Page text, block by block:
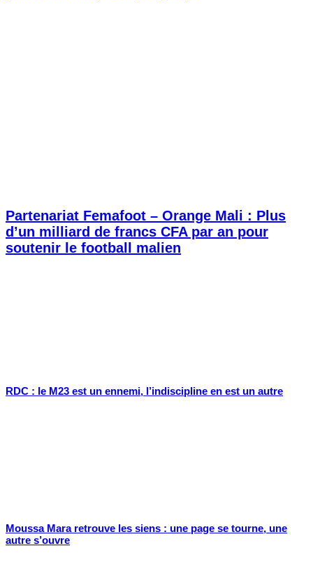
Partenariat Femafoot – Orange Mali : Plus
d’un milliard de francs CFA par an pour
soutenir le football malien
RDC : le M23 est un ennemi, l’indiscipline en est un autre
Moussa Mara retrouve les siens : une page se tourne, une
autre s’ouvre